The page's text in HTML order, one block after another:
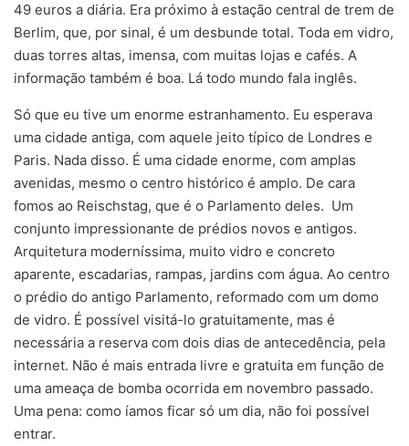
49 euros a diária. Era próximo à estação central de trem de
Berlim, que, por sinal, é um desbunde total. Toda em vidro,
duas torres altas, imensa, com muitas lojas e cafés. A
informação também é boa. Lá todo mundo fala inglês.
Só que eu tive um enorme estranhamento. Eu esperava
uma cidade antiga, com aquele jeito típico de Londres e
Paris. Nada disso. É uma cidade enorme, com amplas
avenidas, mesmo o centro histórico é amplo. De cara
fomos ao Reischstag, que é o Parlamento deles. Um
conjunto impressionante de prédios novos e antigos.
Arquitetura moderníssima, muito vidro e concreto
aparente, escadarias, rampas, jardins com água. Ao centro
o prédio do antigo Parlamento, reformado com um domo
de vidro. É possível visitá-lo gratuitamente, mas é
necessária a reserva com dois dias de antecedência, pela
internet. Não é mais entrada livre e gratuita em função de
uma ameaça de bomba ocorrida em novembro passado.
Uma pena: como íamos ficar só um dia, não foi possível
entrar.